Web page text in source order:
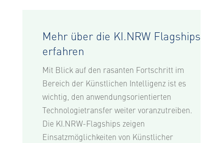
Mehr über die KI.NRW Flagships
erfahren
Mit Blick auf den rasanten Fortschritt im
Bereich der Künstlichen Intelligenz ist es
wichtig, den anwendungsorientierten
Technologietransfer weiter voranzutreiben.
Die KI.NRW-Flagships zeigen
Einsatzmöglichkeiten von Künstlicher